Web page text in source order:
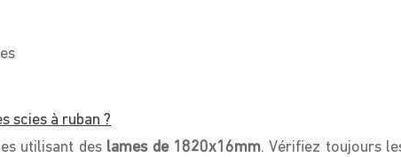
scies à ruban ?
utilisant des lames de 1820x16mm. Vérifiez toujours